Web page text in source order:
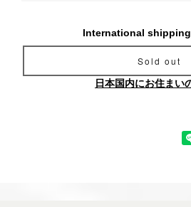
International
Sold out
日本国内にお住まい